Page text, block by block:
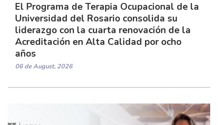
El Programa de Terapia Ocupacional de la
Universidad del Rosario consolida su
liderazgo con la cuarta renovación de la
Acreditación en Alta Calidad por ocho
años
06 de August, 2026